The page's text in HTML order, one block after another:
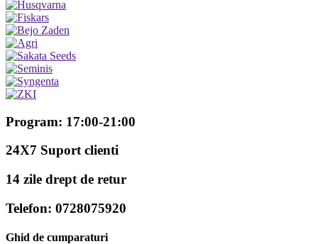
Program: 17:00-21:00
24X7 Suport clienti
14 zile drept de retur
Telefon: 0728075920
Ghid de cumparaturi